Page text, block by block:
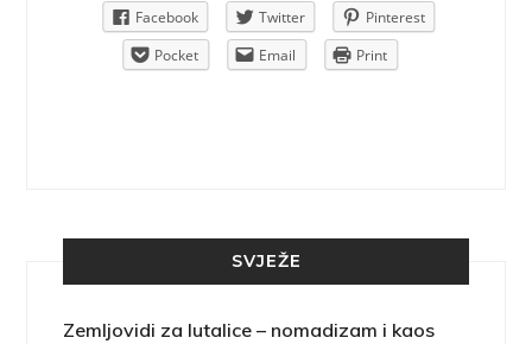
Facebook Twitter
Pinterest
Pocket
Email Print
SVJEŽE
Zemljovidi za lutalice – nomadizam i kaos